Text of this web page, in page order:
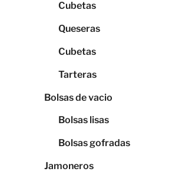
Cubetas
Queseras
Cubetas
Tarteras
Bolsas de vacio
Bolsas lisas
Bolsas gofradas
Jamoneros